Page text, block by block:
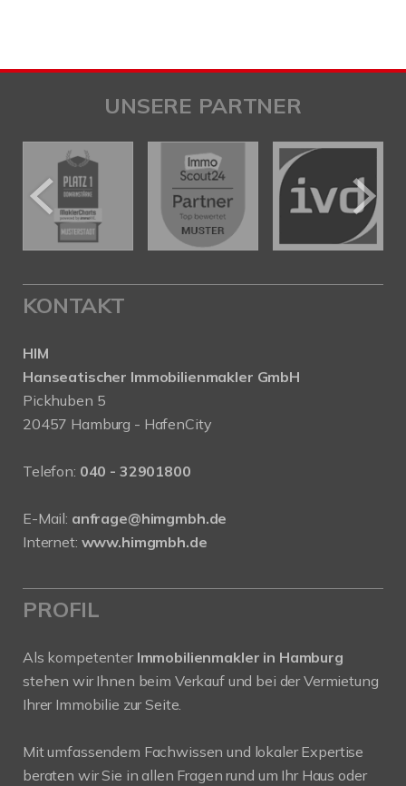
UNSERE PARTNER
KONTAKT
HIM
Hanseatischer Immobilienmakler GmbH
Pickhuben 5
20457 Hamburg - HafenCity
Telefon: 040 - 32901800
E-Mail: anfrage@himgmbh.de
Internet: www.himgmbh.de
PROFIL
Als kompetenter Immobilienmakler in Hamburg
stehen wir Ihnen beim Verkauf und bei der Vermietung
Ihrer Immobilie zur Seite.
Mit umfassendem Fachwissen und lokaler Expertise
beraten wir Sie in allen Fragen rund um Ihr Haus oder